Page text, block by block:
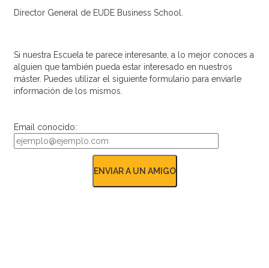
Director General de EUDE Business School.
Si nuestra Escuela te parece interesante, a lo mejor conoces a
alguien que también pueda estar interesado en nuestros
máster. Puedes utilizar el siguiente formulario para enviarle
información de los mismos.
Email conocido: